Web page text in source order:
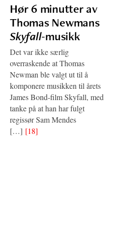
Hør 6 minutter av
Thomas Newmans
Skyfall-musikk
Det var ikke særlig
overraskende at Thomas
Newman ble valgt ut til å
komponere musikken til årets
James Bond-film Skyfall, med
tanke på at han har fulgt
regissør Sam Mendes
[…] [18]